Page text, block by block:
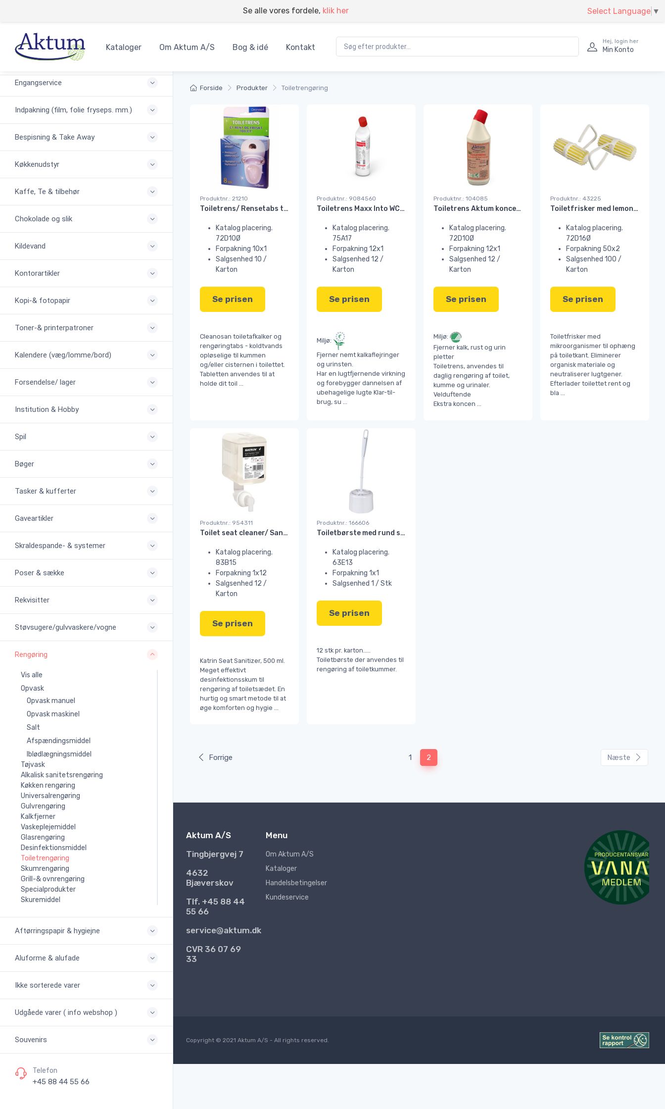
Select Language ▼
Se alle vores fordele, klik her
Kataloger Om Aktum A/S Bog & idé Kontakt
Hej, login her
Min Konto
Produkter
Borddækning
Engangservice
Indpakning (film, folie fryseps. mm.)
Bespisning & Take Away
Køkkenudstyr
Kaffe, Te & tilbehør
Chokolade og slik
Kildevand
Kontorartikler
Kopi-& fotopapir
Toner-& printerpatroner
Kalendere (væg/lomme/bord)
Forsendelse/ lager
Institution & Hobby
Spil
Bøger
Tasker & kufferter
Gaveartikler
Skraldespande- & systemer
Poser & sække
Rekvisitter
Støvsugere/gulvvaskere/vogne
Rengøring
Vis alle
Opvask
Opvask manuel
Opvask maskinel
Salt
Afspændingsmiddel
Iblødlægningsmiddel
Tøjvask
Alkalisk sanitetsrengøring
Køkken rengøring
Universalrengøring
Gulvrengøring
Kalkfjerner
Vaskeplejemiddel
Glasrengøring
Desinfektionsmiddel
Toiletrengøring
Skumrengøring
Grill-& ovnrengøring
Specialprodukter
Skuremiddel
Aftørringspapir & hygiejne
Aluforme & alufade
Ikke sorterede varer
Udgåede varer ( info webshop )
Souvenirs
Telefon
+45 88 44 55 66
Forside Produkter Toiletrengøring
Produktnr.: 21210
Toiletrens/ Rensetabs til toilet Cleanosan 8 stk#
Katalog placering.
72D10Ø
Forpakning 10x1
Salgsenhed 10 /
Karton
Se prisen
Cleanosan toiletafkalker og
rengøringtabs - koldtvands
opløselige til kummen
og/eller cisternen i toilettet.
Tabletten anvendes til at
holde dit toil ...
Produktnr.: 9084560
Toiletrens Maxx Into WC2 Ecolab 750 ml
Katalog placering.
75A17
Forpakning 12x1
Salgsenhed 12 /
Karton
Se prisen
Miljø:
Fjerner nemt kalkaflejringer
og urinsten.
Har en lugtfjernende virkning
og forebygger dannelsen af
ubehagelige lugte Klar-til-
brug, su ...
Produktnr.: 104085
Toiletrens Aktum koncentreret m/duft 750 ml. Svanemrk.
Katalog placering.
72D10Ø
Forpakning 12x1
Salgsenhed 12 /
Karton
Se prisen
Miljø:
Fjerner kalk, rust og urin
pletter
Toiletrens, anvendes til
daglig rengøring af toilet,
kumme og urinaler.
Velduftende
Ekstra koncen ...
Produktnr.: 43225
Toiletfrisker med lemonduft til kant m/ microorganismer#
Katalog placering.
72D16Ø
Forpakning 50x2
Salgsenhed 100 /
Karton
Se prisen
Toiletfrisker med
mikroorganismer til ophæng
på toiletkant. Eliminerer
organisk materiale og
neutraliserer lugtgener.
Efterlader toilettet rent og
bla ...
Produktnr.: 954311
Toilet seat cleaner/ Sanitizer desinfektion Katrin 500 ml#
Katalog placering.
83B15
Forpakning 1x12
Salgsenhed 12 /
Karton
Se prisen
Katrin Seat Sanitizer, 500 ml.
Meget effektivt
desinfektionsskum til
rengøring af toiletsædet. En
hurtig og smart metode til at
øge komforten og hygie
Produktnr.: 166606
Toiletbørste med rund skål Ø8xH35 cm. hvid STK
Katalog placering.
63E13
Forpakning 1x1
Salgsenhed 1 / Stk
Se prisen
12 stk pr. karton.....
Toiletbørste der anvendes til
rengøring af toiletkummer.
Forrige 1 2 Næste
Aktum A/S
Tingbjergvej 7
4632
Bjæverskov
Tlf. +45 88 44
55 66
service@aktum.dk
CVR 36 07 69
33
Menu
Om Aktum A/S
Kataloger
Handelsbetingelser
Kundeservice
Copyright © 2021 Aktum A/S - All rights reserved.